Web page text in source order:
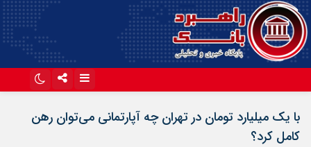
آپارات
با یک میلیارد تومان در تهران چه آپارتمانی می‌توان رهن
کامل کرد؟